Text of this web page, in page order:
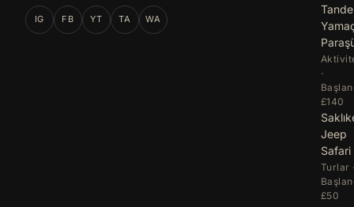
IG FB YT TA WA
·
£140
Jeep
Safari
Turlar
£50